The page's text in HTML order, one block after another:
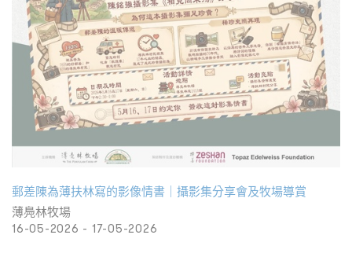
郵差陳為薄扶林寫的影像情書｜攝影集分享會及牧場導賞
薄鳧林牧場
16-05-2026 - 17-05-2026